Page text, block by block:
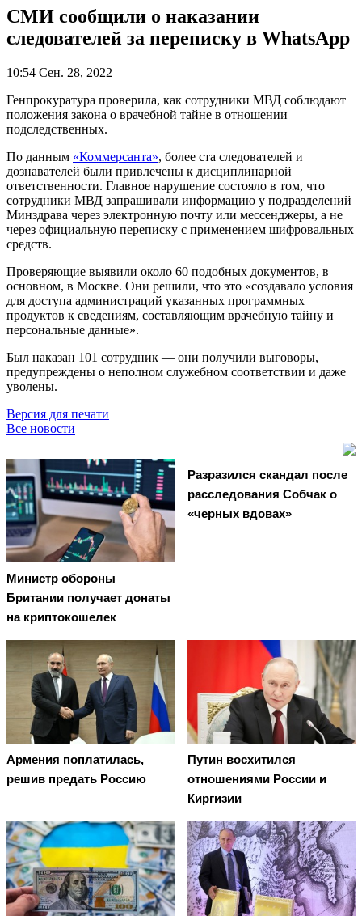
СМИ сообщили о наказании
следователей за переписку в WhatsApp
10:54 Сен. 28, 2022
Генпрокуратура проверила, как сотрудники МВД соблюдают
положения закона о врачебной тайне в отношении
подследственных.
По данным «Коммерсанта», более ста следователей и
дознавателей были привлечены к дисциплинарной
ответственности. Главное нарушение состояло в том, что
сотрудники МВД запрашивали информацию у подразделений
Минздрава через электронную почту или мессенджеры, а не
через официальную переписку с применением шифровальных
средств.
Проверяющие выявили около 60 подобных документов, в
основном, в Москве. Они решили, что это «создавало условия
для доступа администраций указанных программных
продуктов к сведениям, составляющим врачебную тайну и
персональные данные».
Был наказан 101 сотрудник — они получили выговоры,
предупреждены о неполном служебном соответствии и даже
уволены.
Версия для печати
Все новости
Министр обороны
Британии получает донаты
на криптокошелек
Разразился скандал после
расследования Собчак о
«черных вдовах»
Армения поплатилась,
решив предать Россию
Путин восхитился
отношениями России и
Киргизии